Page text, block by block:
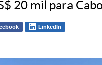
20 mil para
LinkedIn